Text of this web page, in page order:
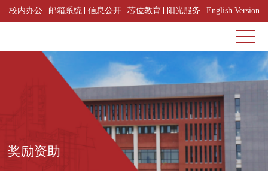
校内办公 邮箱系统 信息公开 芯位教育 阳光服务 English Version
奖励资助